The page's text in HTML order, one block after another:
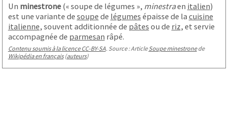
Un minestrone(« soupe de légumes », minestraen italien)
est une variante de soupe de légumes épaisse de la cuisine
italienne, souvent additionnée de pâtes ou de riz, et servie
accompagnée de parmesan râpé.
Contenu soumis à la licence CC-BY-SA. Source : ArticleSoupe minestronede
Wikipédia en français(auteurs)